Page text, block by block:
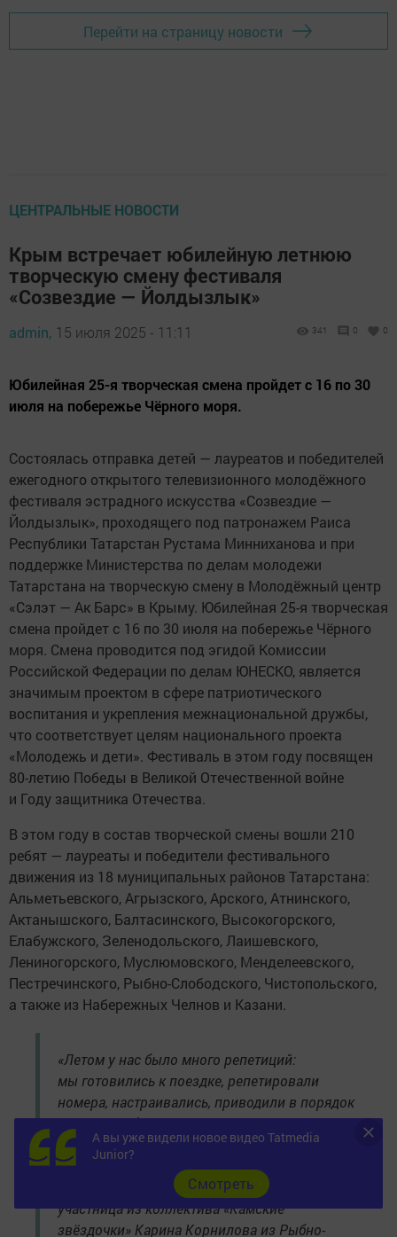
Перейти на страницу новости
ЦЕНТРАЛЬНЫЕ НОВОСТИ
Крым встречает юбилейную летнюю
творческую смену фестиваля
«Созвездие — Йолдызлык»
admin, 15 июля 2025 - 11:11 341 0 0
Юбилейная 25-я творческая смена пройдет с 16 по 30
июля на побережье Чёрного моря.
Состоялась отправка детей — лауреатов и победителей
ежегодного открытого телевизионного молодёжного
фестиваля эстрадного искусства «Созвездие —
Йолдызлык», проходящего под патронажем Раиса
Республики Татарстан Рустама Минниханова и при
поддержке Министерства по делам молодежи
Татарстана на творческую смену в Молодёжный центр
«Сэлэт — Ак Барс» в Крыму. Юбилейная 25-я творческая
смена пройдет с 16 по 30 июля на побережье Чёрного
моря. Смена проводится под эгидой Комиссии
Российской Федерации по делам ЮНЕСКО, является
значимым проектом в сфере патриотического
воспитания и укрепления межнациональной дружбы,
что соответствует целям национального проекта
«Молодежь и дети». Фестиваль в этом году посвящен
80-летию Победы в Великой Отечественной войне
и Году защитника Отечества.
В этом году в состав творческой смены вошли 210
ребят — лауреаты и победители фестивального
движения из 18 муниципальных районов Татарстана:
Альметьевского, Агрызского, Арского, Атнинского,
Актанышского, Балтасинского, Высокогорского,
Елабужского, Зеленодольского, Лаишевского,
Лениногорского, Муслюмовского, Менделеевского,
Пестречинского, Рыбно-Слободского, Чистопольского,
а также из Набережных Челнов и Казани.
«Летом у нас было много репетиций:
мы готовились к поездке, репетировали
номера, настраивались, приводили в порядок
костюмы и форму. К смене мы подготовили
новый номер — военно-патриотический.
Он уже стал одним из любимых. Именно его
мы и везём с собой в Крым», — поделилась
участница из коллектива «Камские
звёздочки» Карина Корнилова из Рыбно-
А вы уже видели новое видео Tatmedia
Junior?
Cмотреть